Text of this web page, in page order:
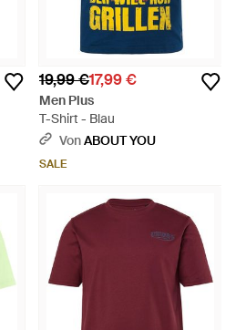
19,99 €17,99 €
Men Plus
T-Shirt - Blau
VonABOUT YOU
SALE